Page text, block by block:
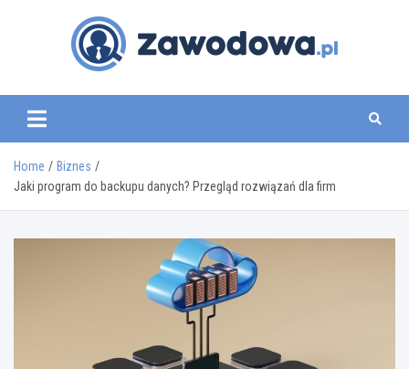
zawodowa.pl
Home
Biznes
Jaki program do backupu danych? Przegląd rozwiązań dla firm